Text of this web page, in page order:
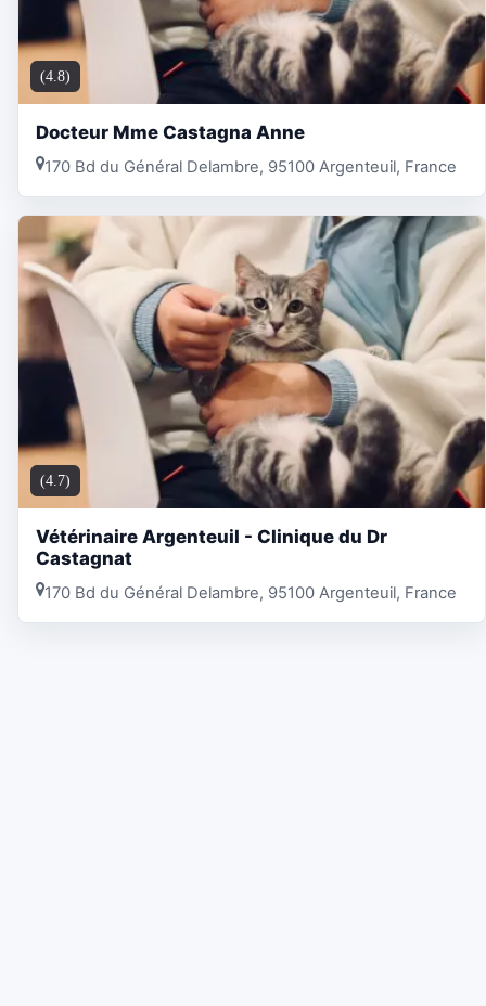
(4.8)
Docteur Mme Castagna Anne
170 Bd du Général Delambre, 95100 Argenteuil, France
(4.7)
Vétérinaire Argenteuil - Clinique du Dr
Castagnat
170 Bd du Général Delambre, 95100 Argenteuil, France